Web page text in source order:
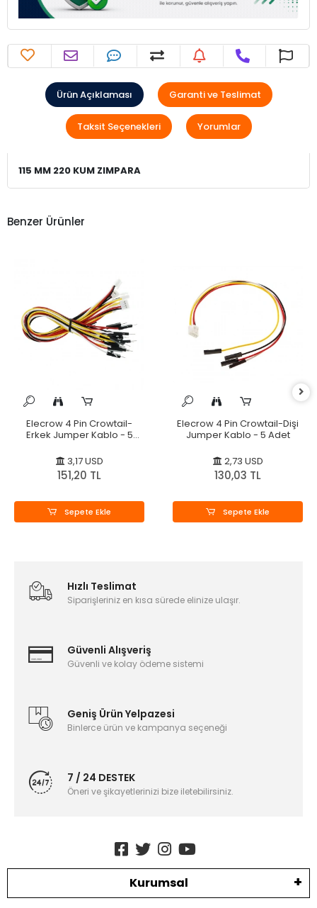
Ürün Açıklaması Garanti ve Teslimat
Taksit Seçenekleri Yorumlar
115 MM 220 KUM ZIMPARA
Benzer Ürünler
Elecrow 4 Pin Crowtail-
Erkek Jumper Kablo - 5
3,17 USD
151,20 TL
Sepete Ekle
Elecrow 4 Pin Crowtail-Dişi
Jumper Kablo - 5 Adet
2,73 USD
130,03 TL
Sepete Ekle
Hızlı Teslimat
Siparişleriniz en kısa sürede elinize ulaşır.
Güvenli Alışveriş
Güvenli ve kolay ödeme sistemi
Geniş Ürün Yelpazesi
Binlerce ürün ve kampanya seçeneği
7 / 24 DESTEK
Öneri ve şikayetlerinizi bize iletebilirsiniz.
Kurumsal